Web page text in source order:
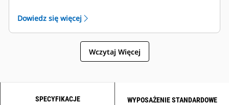
spalania
Dowiedz się więcej
Wczytaj Więcej
SPECYFIKACJE WYPOSAŻENIE STANDARDOWE